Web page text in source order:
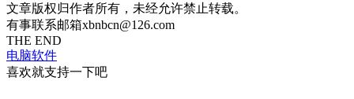
文章版权归作者所有，未经允许禁止转载。
有事联系邮箱xbnbcn@126.com
THE END
电脑软件
喜欢就支持一下吧